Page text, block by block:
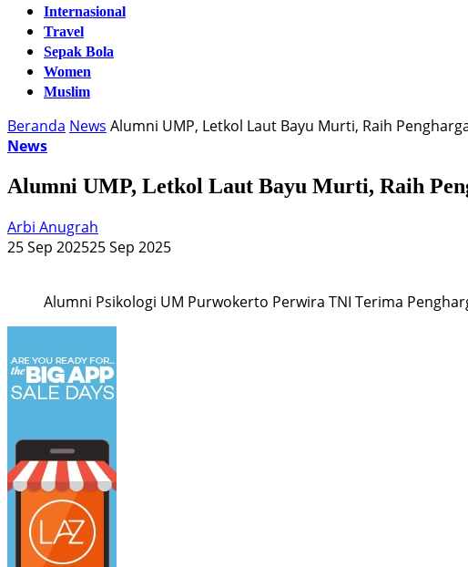
Internasional
Travel
Sepak Bola
Women
Muslim
Beranda News Alumni UMP, Letkol Laut Bayu Murti, Raih
News
Alumni UMP, Letkol Laut Bayu Murti, Raih
Arbi Anugrah
25 Sep 202525 Sep 2025
Alumni Psikologi UM Purwokerto Perwira TNI Terima